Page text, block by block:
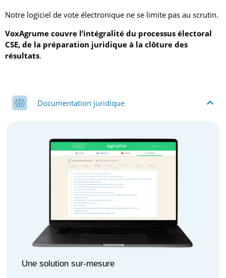
Notre logiciel de vote électronique ne se limite pas au scrutin.
VoxAgrume couvre l’intégralité du processus électoral
CSE, de la préparation juridique à la clôture des
résultats.
Documentation juridique
Une solution sur-mesure